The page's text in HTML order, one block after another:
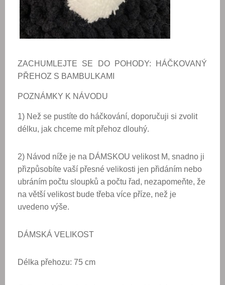
ZACHUMLEJTE SE DO POHODY: HÁČKOVANÝ
PŘEHOZ S BAMBULKAMI
POZNÁMKY K NÁVODU
1) Než se pustíte do háčkování, doporučuji si zvolit
délku, jak chceme mít přehoz dlouhý.
2) Návod níže je na DÁMSKOU velikost M, snadno ji
přizpůsobíte vaší přesné velikosti jen přidáním nebo
ubráním počtu sloupků a počtu řad, nezapomeňte, že
na větší velikost bude třeba více příze, než je
uvedeno výše.
DÁMSKÁ VELIKOST
Délka přehozu: 75 cm